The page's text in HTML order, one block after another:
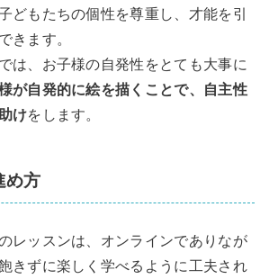
どもたちの個性を尊重し、才能を引
きます。
は、お子様の自発性をとても大事に
が自発的に絵を描くことで、自主性
けをします。
め方
レッスンは、オンラインでありなが
きずに楽しく学べるように工夫され